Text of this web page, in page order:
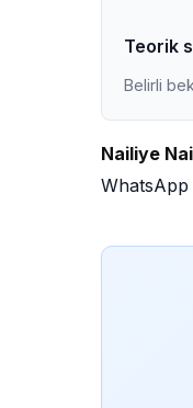
Teorik
Belirli
Nailiye
WhatsApp